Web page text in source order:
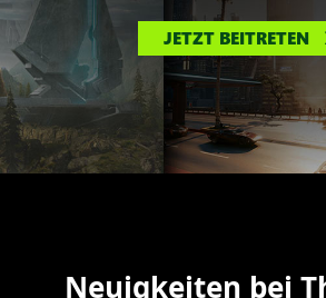
JETZT BEITRETEN
Neuigkeiten bei